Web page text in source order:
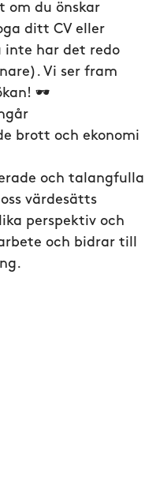
om du önskar
ditt CV eller
inte har det redo
Vi ser fram
🕶️
brott och ekonomi
och talangfulla
värdesätts
perspektiv och
och bidrar till